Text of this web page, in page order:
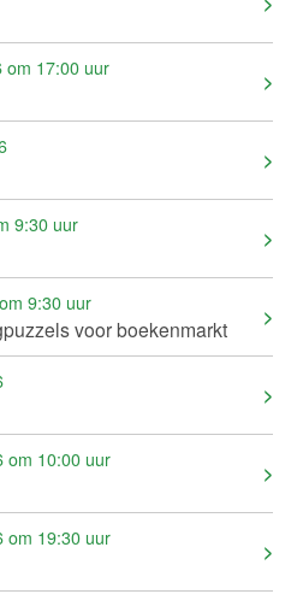
om 17:00 uur
9:30 uur
9:30 uur
voor boekenmarkt
om 10:00 uur
om 19:30 uur